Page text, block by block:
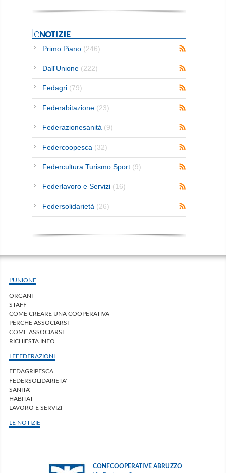
leNOTIZIE
Primo Piano (246)
Dall'Unione (222)
Fedagri (79)
Federabitazione (23)
Federazionesanità (9)
Federcoopesca (32)
Federcultura Turismo Sport (9)
Federlavoro e Servizi (16)
Federsolidarietà (26)
L'UNIONE
ORGANI
STAFF
COME CREARE UNA COOPERATIVA
PERCHE ASSOCIARSI
COME ASSOCIARSI
RICHIESTA INFO
LEFEDERAZIONI
FEDAGRIPESCA
FEDERSOLIDARIETA'
SANITA'
HABITAT
LAVORO E SERVIZI
LE NOTIZIE
CONFCOOPERATIVE ABRUZZO